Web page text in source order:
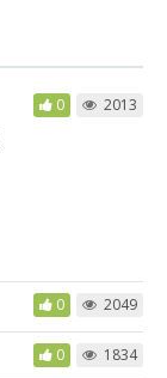
0 2013
0 2049
0 1834